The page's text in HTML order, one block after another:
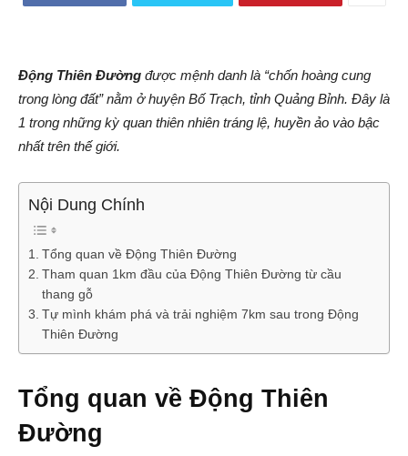
Động Thiên Đường được mệnh danh là “chốn hoàng cung
trong lòng đất” nằm ở huyện Bố Trạch, tỉnh Quảng Bỉnh. Đây là
1 trong những kỳ quan thiên nhiên tráng lệ, huyền ảo vào bậc
nhất trên thế giới.
Nội Dung Chính
Tổng quan về Động Thiên Đường
Tham quan 1km đầu của Động Thiên Đường từ cầu
thang gỗ
Tự mình khám phá và trải nghiệm 7km sau trong Động
Thiên Đường
Tổng quan về Động Thiên
Đường